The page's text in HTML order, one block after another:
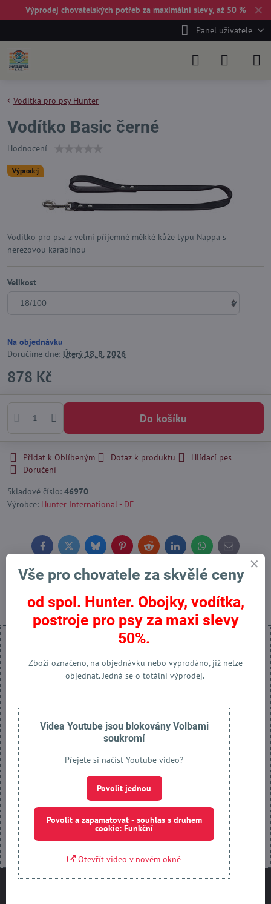
✕
Výprodej chovatelských potřeb za maximální slevy, až 50 %
Panel uživatele
Výprodej
Vodítka pro psy Hunter
Vodítko Basic černé
Hodnocení
Vodítko pro psa z velmi příjemné měkké kůže typu Nappa s
nerezovou karabinou
Velikost
Na objednávku
Doručíme dne: Úterý18. 8. 2026
878 Kč
Do košíku
Přidat k Oblíbeným Dotaz k produktu
Hlídací pes
Doručení
Skladové číslo: 46970
Výrobce: Hunter International - DE
FacebookTwitterBlueskyPinterestReddit LinkedInWhatsApp
E-
Předchozí produkt Následující produkt
Přejete si načíst externí obsah?
Povolit jednou
Povolit a zapamatovat - souhlas s druhem cookie: Funkční
Otevřít obsah v novém okně
Vše pro chovatele za skvělé ceny
od spol. Hunter. Obojky, vodítka,
postroje pro psy za maxi slevy
50%.
Zboží označeno, na objednávku nebo vyprodáno, již nelze
objednat. Jedná se o totální výprodej.
Videa Youtube jsou blokovány Volbami
soukromí
Přejete si načíst Youtube video?
Povolit jednou
Povolit a zapamatovat - souhlas s druhem
cookie: Funkční
Otevřít video v novém okně